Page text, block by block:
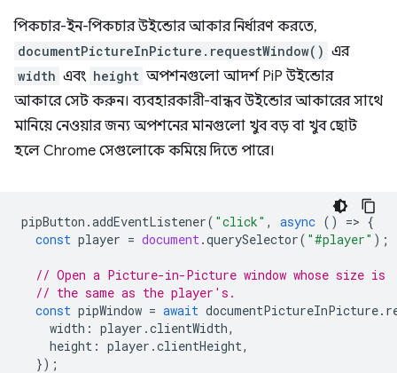
পিকচার-ইন-পিকচার উইন্ডোর আকার নির্ধারণ করতে,
documentPictureInPicture.requestWindow() এর
width এবং height অপশনগুলো আদর্শ PiP উইন্ডোর
আকারে সেট করুন। ব্যবহারকারী-বান্ধব উইন্ডোর আকারের সাথে
মানিয়ে নেওয়ার জন্য অপশনের মানগুলো খুব বড় বা খুব ছোট
হলে Chrome সেগুলোকে কমিয়ে দিতে পারে।
pipButton .addEventListener( "click" , async () => {
const player = document .querySelector( "#player" );
// Open a Picture-in-Picture window whose size is
// the same as the player's.
const pipWindow = await documentPictureInPicture.
width : player .clientWidth,
height : player .clientHeight,
});